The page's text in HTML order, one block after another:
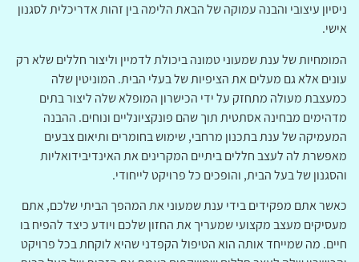
ניסיון עיצובי והבנה עמוקה של הבאת הלימה בין זהות אדריכלית לסגנון
אישי.
המומחיות של ענת שמעוני טמונה ביכולת לדמיין וליצור חללים שלא רק
עונים אלא גם מעלים את הציפיות של בעלי הבית. המוניטין שלה
כמעצבת מעולה מתחזק על ידי הכישרון המופלא שלה ליצור בתים
מדהימים מבחינה אסתטית תוך שהם פונקציונליים ונוחים. ההבנה
המעמיקה של ענת בתכנון מרחבי, שימוש בחומרים ותיאום צבעים
מאפשרת לה לעצב חללים ביתיים המקרינים את האינדיבידואליות
והסגנון של בעל הבית, והופכים כל פרויקט לייחודי.
כאשר אתם מפקידים בידי ענת שמעוני את המהפך הביתי שלכם, אתם
מעסיקים מעצב מקצועי שמעריך את החזון שלכם ויודע כיצד להפיח בו
חיים. מה שמייחד אותה הוא הטיפול הקפדני שהיא לוקחת בכל פרויקט